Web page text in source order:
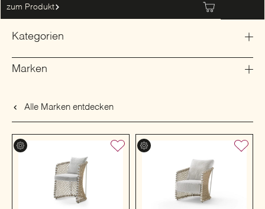
zum Produkt
Kategorien
Marken
Alle Marken entdecken